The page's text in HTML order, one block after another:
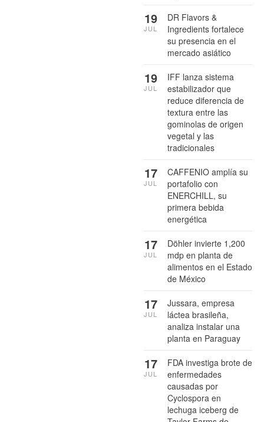
DR Flavors &
Ingredients fortalece
su presencia en el
mercado asiático
19
JUL
IFF lanza sistema
estabilizador que
reduce diferencia de
textura entre las
gominolas de origen
vegetal y las
tradicionales
19
JUL
CAFFENIO amplía su
portafolio con
ENERCHILL, su
primera bebida
energética
17
JUL
Döhler invierte 1,200
mdp en planta de
alimentos en el Estado
de México
17
JUL
Jussara, empresa
láctea brasileña,
analiza instalar una
planta en Paraguay
17
JUL
FDA investiga brote de
enfermedades
causadas por
Cyclospora en
lechuga iceberg de
17
JUL